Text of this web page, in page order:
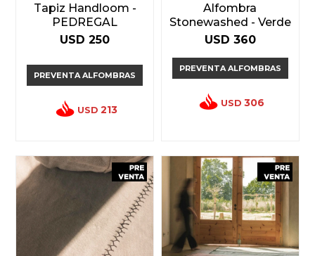
Tapiz Handloom -
PEDREGAL
USD 250
PREVENTA ALFOMBRAS
USD 213
Alfombra
Stonewashed - Verde
USD 360
PREVENTA ALFOMBRAS
USD 306